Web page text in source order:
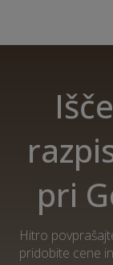
pri
Hitro
pridobite cene